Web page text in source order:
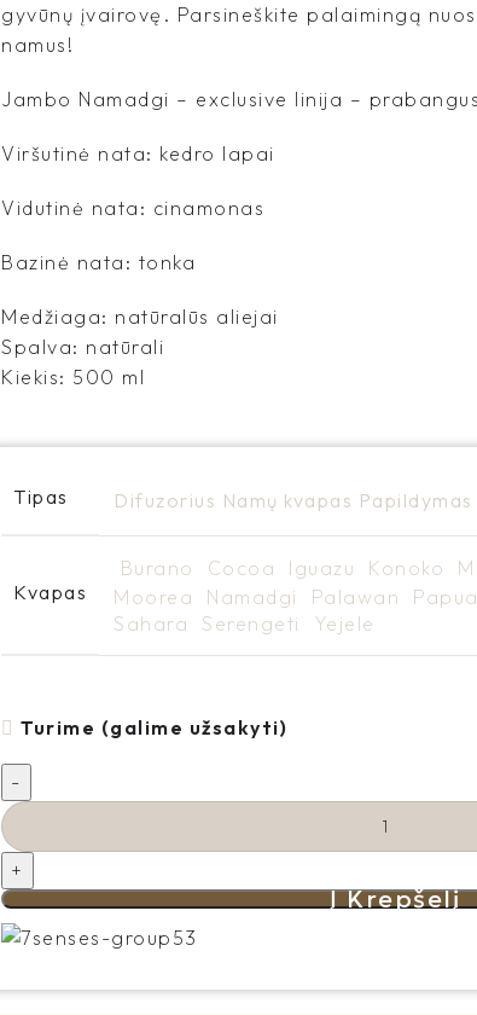
gyvūnų įvairovę. Parsineškite palaimingą
namus!
Jambo Namadgi – exclusive linija –
Viršutinė nata: kedro lapai
Vidutinė nata: cinamonas
Bazinė nata: tonka
Medžiaga: natūralūs aliejai
Spalva: natūrali
Kiekis: 500 ml
Tipas Difuzorius Namų kvapas Papildymas
Kvapas
Burano Cocoa Iguazu Konoko
Moorea
Namadgi Palawan Papua
Sahara
Serengeti Yejele
Turime (galime užsakyti)
Į Krepšelį